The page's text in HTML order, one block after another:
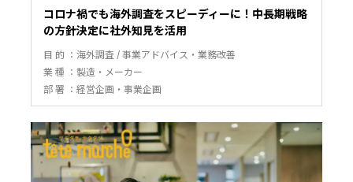
コロナ禍でも海外調査をスピーディーに！中長期戦略
の方針決定に社外知見を活用
目 的 海外調査
事業アドバイス・業務改善
業 種
製造・メーカー
部 署
経営企画・事業企画